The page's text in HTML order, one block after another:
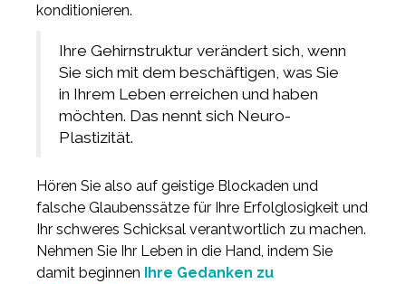
konditionieren.
Ihre Gehirnstruktur verändert sich, wenn
Sie sich mit dem beschäftigen, was Sie
in Ihrem Leben erreichen und haben
möchten. Das nennt sich Neuro-
Plastizität.
Hören Sie also auf geistige Blockaden und
falsche Glaubenssätze für Ihre Erfolglosigkeit und
Ihr schweres Schicksal verantwortlich zu machen.
Nehmen Sie Ihr Leben in die Hand, indem Sie
damit beginnen Ihre Gedanken zu